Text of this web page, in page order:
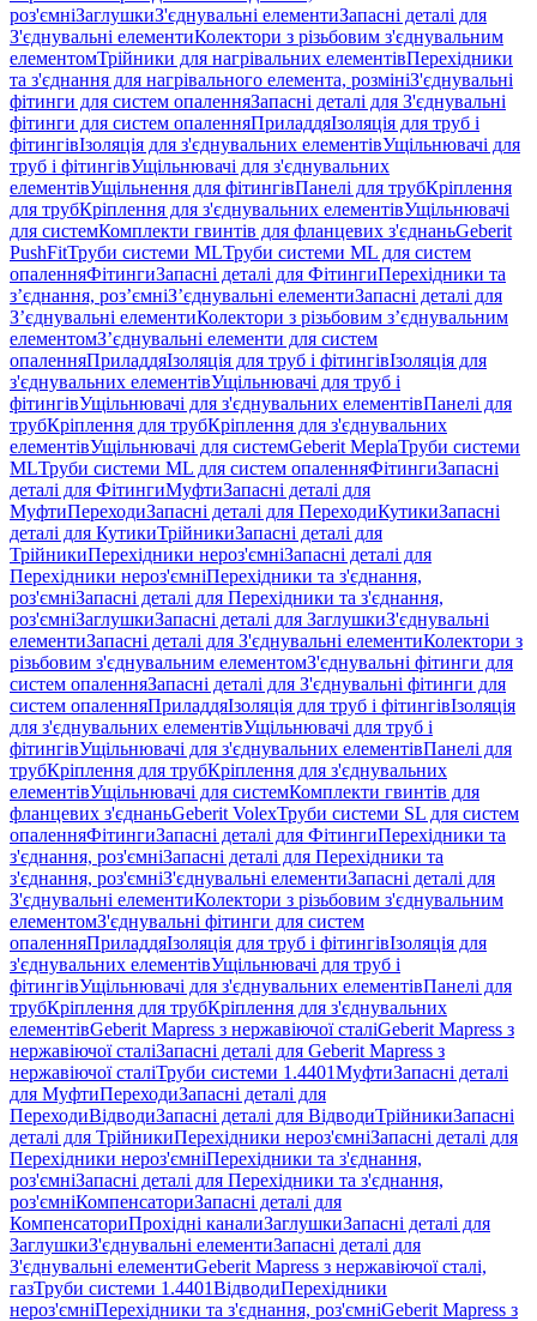
роз'ємніЗаглушкиЗ'єднувальні елементиЗапасні деталі для
З'єднувальні елементиКолектори з різьбовим з'єднувальним
елементомТрійники для нагрівальних елементівПерехідники
та з'єднання для нагрівального елемента, розмініЗ'єднувальні
фітинги для систем опаленняЗапасні деталі для З'єднувальні
фітинги для систем опаленняПриладдяІзоляція для труб і
фітингівІзоляція для з'єднувальних елементівУщільнювачі для
труб і фітингівУщільнювачі для з'єднувальних
елементівУщільнення для фітингівПанелі для трубКріплення
для трубКріплення для з'єднувальних елементівУщільнювачі
для системКомплекти гвинтів для фланцевих з'єднаньGeberit
PushFitТруби системи MLТруби системи ML для систем
опаленняФітингиЗапасні деталі для ФітингиПерехідники та
з’єднання, роз’ємніЗ’єднувальні елементиЗапасні деталі для
З’єднувальні елементиКолектори з різьбовим з’єднувальним
елементомЗ’єднувальні елементи для систем
опаленняПриладдяІзоляція для труб і фітингівІзоляція для
з'єднувальних елементівУщільнювачі для труб і
фітингівУщільнювачі для з'єднувальних елементівПанелі для
трубКріплення для трубКріплення для з'єднувальних
елементівУщільнювачі для системGeberit MeplaТруби системи
MLТруби системи ML для систем опаленняФітингиЗапасні
деталі для ФітингиМуфтиЗапасні деталі для
МуфтиПереходиЗапасні деталі для ПереходиКутикиЗапасні
деталі для КутикиТрійникиЗапасні деталі для
ТрійникиПерехідники нероз'ємніЗапасні деталі для
Перехідники нероз'ємніПерехідники та з'єднання,
роз'ємніЗапасні деталі для Перехідники та з'єднання,
роз'ємніЗаглушкиЗапасні деталі для ЗаглушкиЗ'єднувальні
елементиЗапасні деталі для З'єднувальні елементиКолектори з
різьбовим з'єднувальним елементомЗ'єднувальні фітинги для
систем опаленняЗапасні деталі для З'єднувальні фітинги для
систем опаленняПриладдяІзоляція для труб і фітингівІзоляція
для з'єднувальних елементівУщільнювачі для труб і
фітингівУщільнювачі для з'єднувальних елементівПанелі для
трубКріплення для трубКріплення для з'єднувальних
елементівУщільнювачі для системКомплекти гвинтів для
фланцевих з'єднаньGeberit VolexТруби системи SL для систем
опаленняФітингиЗапасні деталі для ФітингиПерехідники та
з'єднання, роз'ємніЗапасні деталі для Перехідники та
з'єднання, роз'ємніЗ'єднувальні елементиЗапасні деталі для
З'єднувальні елементиКолектори з різьбовим з'єднувальним
елементомЗ'єднувальні фітинги для систем
опаленняПриладдяІзоляція для труб і фітингівІзоляція для
з'єднувальних елементівУщільнювачі для труб і
фітингівУщільнювачі для з'єднувальних елементівПанелі для
трубКріплення для трубКріплення для з'єднувальних
елементівGeberit Mapress з нержавіючої сталіGeberit Mapress з
нержавіючої сталіЗапасні деталі для Geberit Mapress з
нержавіючої сталіТруби системи 1.4401МуфтиЗапасні деталі
для МуфтиПереходиЗапасні деталі для
ПереходиВідводиЗапасні деталі для ВідводиТрійникиЗапасні
деталі для ТрійникиПерехідники нероз'ємніЗапасні деталі для
Перехідники нероз'ємніПерехідники та з'єднання,
роз'ємніЗапасні деталі для Перехідники та з'єднання,
роз'ємніКомпенсаториЗапасні деталі для
КомпенсаториПрохідні каналиЗаглушкиЗапасні деталі для
ЗаглушкиЗ'єднувальні елементиЗапасні деталі для
З'єднувальні елементиGeberit Mapress з нержавіючої сталі,
газТруби системи 1.4401ВідводиПерехідники
нероз'ємніПерехідники та з'єднання, роз'ємніGeberit Mapress з